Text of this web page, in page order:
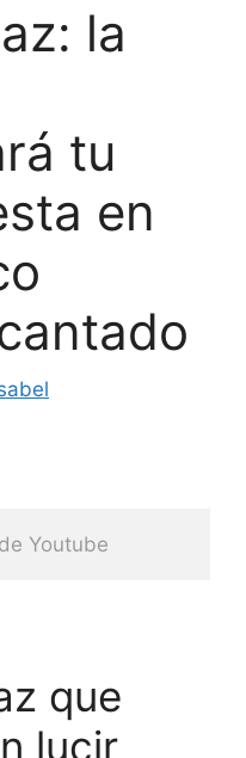
la
tu
en
Youtube
que
lucir